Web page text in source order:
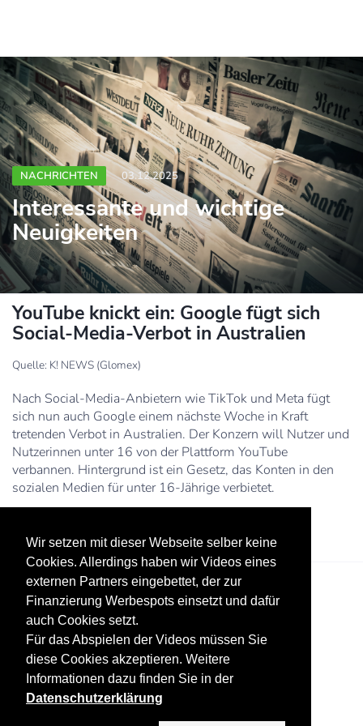
Wir setzen mit dieser Webseite selber keine
Cookies. Allerdings haben wir Videos eines
externen Partners eingebettet, der zur
Finanzierung Werbespots einsetzt und dafür
auch Cookies setzt.
Für das Abspielen der Videos müssen Sie
diese Cookies akzeptieren. Weitere
Informationen dazu finden Sie in der
Datenschutzerklärung
NACHRICHTEN 03.12.2025
Interessante und wichtige
Neuigkeiten
YouTube knickt ein: Google fügt sich
Social-Media-Verbot in Australien
Quelle: K! NEWS (Glomex)
Nach Social-Media-Anbietern wie TikTok und Meta fügt
sich nun auch Google einem nächste Woche in Kraft
tretenden Verbot in Australien. Der Konzern will Nutzer und
Nutzerinnen unter 16 von der Plattform YouTube
verbannen. Hintergrund ist ein Gesetz, das Konten in den
sozialen Medien für unter 16-Jährige verbietet.
Datenschutz Werbung Impressum